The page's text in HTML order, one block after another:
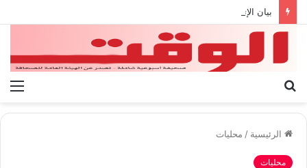
بيان الإتحاد الوطنى العام لعمال ليبيا
الرئيسية / محليات
محليات